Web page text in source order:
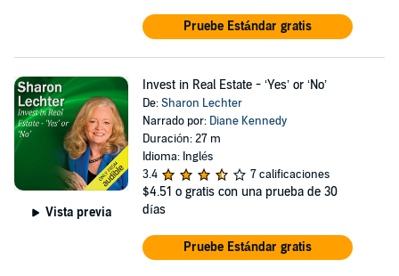
Pruebe Estándar gratis
Vista previa
Invest in Real Estate - ‘Yes’ or ‘No’
De:Sharon Lechter
Narrado por: Diane Kennedy
Duración: 27 m
Idioma: Inglés
3.4
7 calificaciones
$4.51 o gratis con una prueba de 30
días
Pruebe Estándar gratis